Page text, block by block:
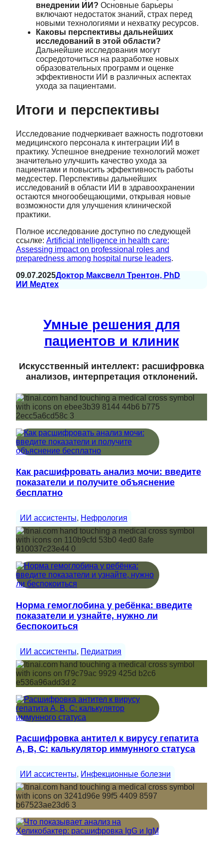
внедрении ИИ? Основные барьеры
включают недостаток знаний, страх перед
новыми технологиями и нехватку ресурсов.
Каковы перспективы дальнейших
исследований в этой области?
Дальнейшие исследования могут
сосредоточиться на разработке новых
образовательных программ и оценке
эффективности ИИ в различных аспектах
ухода за пациентами.
Итоги и перспективы
Исследование подчеркивает важность подготовки
медицинского персонала к интеграции ИИ в
практику. Успешное внедрение технологий может
значительно улучшить качество ухода за
пациентами и повысить эффективность работы
медсестер. Перспективы дальнейших
исследований в области ИИ в здравоохранении
остаются многообещающими, открывая новые
возможности для улучшения клинической
практики.
Полное исследование доступно по следующей
ссылке: Artificial intelligence in health care:
Assessing impact on professional roles and
preparedness among hospital nurse leaders.
09.07.2025Доктор Максвелл Трентон, PhD
ИИ Медтех
Умные решения для
пациентов и клиник
Искусственный интеллект: расшифровка
анализов, интерпретация отклонений.
Как расшифровать анализ мочи: введите
показатели и получите объяснение
бесплатно
ИИ ассистенты, Нефрология
Норма гемоглобина у ребёнка: введите
показатели и узнайте, нужно ли
беспокоиться
ИИ ассистенты, Педиатрия
Расшифровка антител к вирусу гепатита
A, B, C: калькулятор иммунного статуса
ИИ ассистенты, Инфекционные болезни